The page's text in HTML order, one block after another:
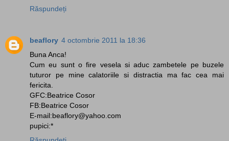
Răspundeți
beaflory 4 octombrie 2011 la 18:36
Buna Anca!
Cum eu sunt o fire vesela si aduc zambetele pe buzele
tuturor pe mine calatoriile si distractia ma fac cea mai
fericita.
GFC:Beatrice Cosor
FB:Beatrice Cosor
E-mail:beaflory@yahoo.com
pupici:*